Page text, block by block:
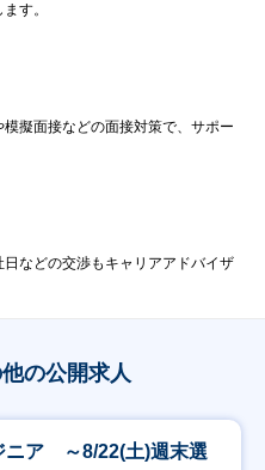
す。
擬面接などの面接対策で、サポー
などの交渉もキャリアアドバイザ
の公開求人
ニア ～8/22(土)週末選